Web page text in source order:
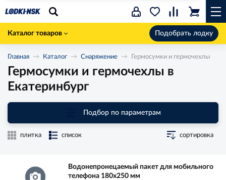
Каталог товаров Подобрать лодку
Главная Каталог Снаряжение Гермосумки и гермочехлы
Гермосумки и гермочехлы в
Екатеринбург
Подбор по параметрам
плитка список сортировка
Водонепронецаемый пакет для мобильного
телефона 180х250 мм